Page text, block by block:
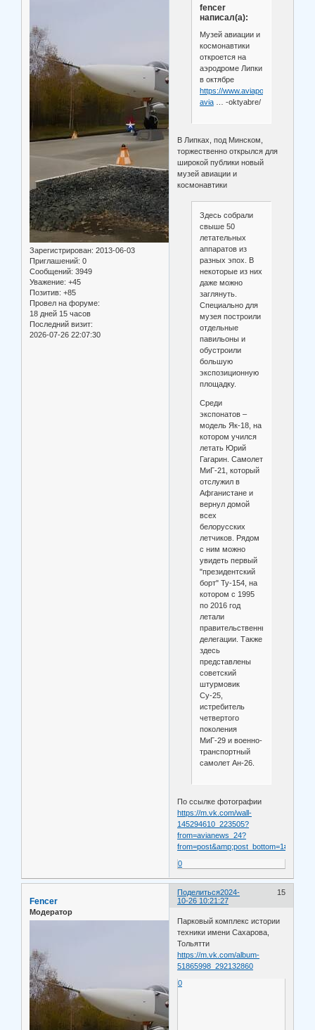
Зарегистрирован: 2013-06-03
Приглашений: 0
Сообщений: 3949
Уважение: +45
Позитив: +85
Провел на форуме:
18 дней 15 часов
Последний визит:
2026-07-26 22:07:30
fencer
написал(а):
Музей авиации и
космонавтики
откроется на
аэродроме Липки
в октябре
https://www.aviaport.ru/news/
avia… -oktyabre/
В Липках, под Минском,
торжественно открылся для
широкой публики новый
музей авиации и
космонавтики
Здесь собрали
свыше 50
летательных
аппаратов из
разных эпох. В
некоторые из них
даже можно
заглянуть.
Специально для
музея построили
отдельные
павильоны и
обустроили
большую
экспозиционную
площадку.
Среди
экспонатов –
модель Як-18, на
котором учился
летать Юрий
Гагарин. Самолет
МиГ-21, который
отслужил в
Афганистане и
вернул домой
всех
белорусских
летчиков. Рядом
с ним можно
увидеть первый
"президентский
борт" Ту-154, на
котором с 1995
по 2016 год
летали
правительственные
делегации. Также
здесь
представлены
советский
штурмовик
Су-25,
истребитель
четвертого
поколения
МиГ-29 и военно-
транспортный
самолет Ан-26.
По ссылке фотографии
https://m.vk.com/wall-
145294610_223505?
from=avianews_24?
0
Поделиться 15
2024-
10-26 10:21:27
Fencer
Модератор
Парковый комплекс истории
техники имени Сахарова,
Тольятти
https://m.vk.com/album-
51865998_292132860
0